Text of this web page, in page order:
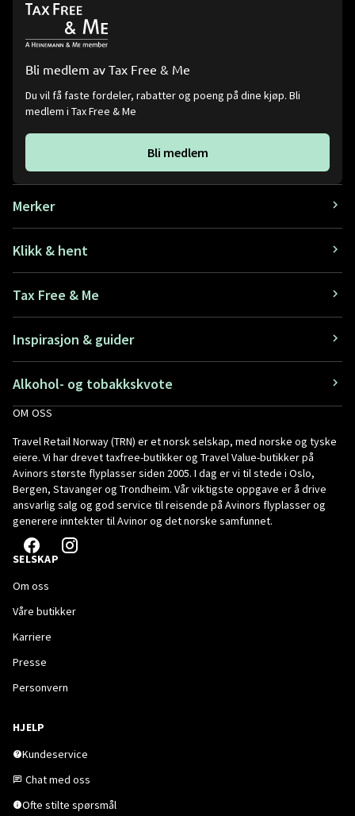
Bli medlem av Tax Free & Me
Du vil få faste fordeler, rabatter og poeng på dine kjøp. Bli
medlem i Tax Free & Me
Bli medlem
Merker
Klikk & hent
Tax Free & Me
Inspirasjon & guider
Alkohol- og tobakkskvote
OM OSS
Travel Retail Norway (TRN) er et norsk selskap, med norske og tyske
eiere. Vi har drevet taxfree-butikker og Travel Value-butikker på
Avinors største flyplasser siden 2005. I dag er vi til stede i Oslo,
Bergen, Stavanger og Trondheim. Vår viktigste oppgave er å drive
ansvarlig salg og god service til reisende på Avinors flyplasser og
generere inntekter til Avinor og det norske samfunnet.
SELSKAP
Om oss
Våre butikker
Karriere
Presse
Personvern
HJELP
Kundeservice
Chat med oss
Ofte stilte spørsmål